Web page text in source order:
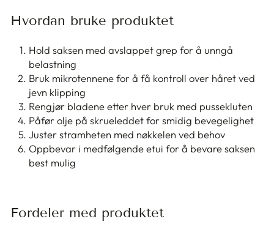
Hvordan bruke produktet
Hold saksen med avslappet grep for å unngå
belastning
Bruk mikrotennene for å få kontroll over håret ved
jevn klipping
Rengjør bladene etter hver bruk med pussekluten
Påfør olje på skrueleddet for smidig bevegelighet
Juster stramheten med nøkkelen ved behov
Oppbevar i medfølgende etui for å bevare saksen
best mulig
Fordeler med produktet